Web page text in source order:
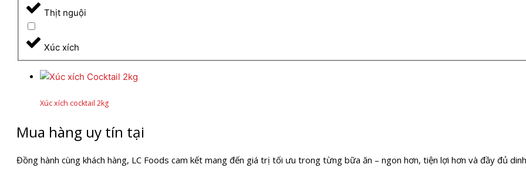
Thịt nguội
Xúc xích
Xúc xích cocktail 2kg
Mua hàng uy tín tại
Đồng hành cùng khách hàng, LC Foods cam kết mang đến giá trị tối ưu trong từng bữa ăn – ngon hơn, tiện lợi hơn và đầy đủ